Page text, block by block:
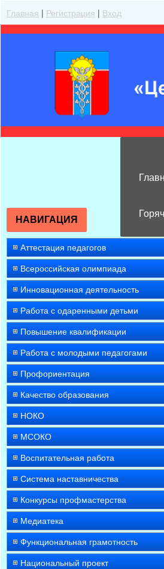
Главная | Регистрация | Вход
НАВИГАЦИЯ
Аттестация педагогов
Всероссийская олимпиада
Инновационная деятельность
Работа с одаренными детьми
Повышение квалификации
Работа с молодыми педагогами
Профориентация
Качество образования
НОКО
МСОКО
Воспитательная работа
Система наставничества
Конкурсы профмастерства
Медиатека
Функциональная грамотность
Национальный проект